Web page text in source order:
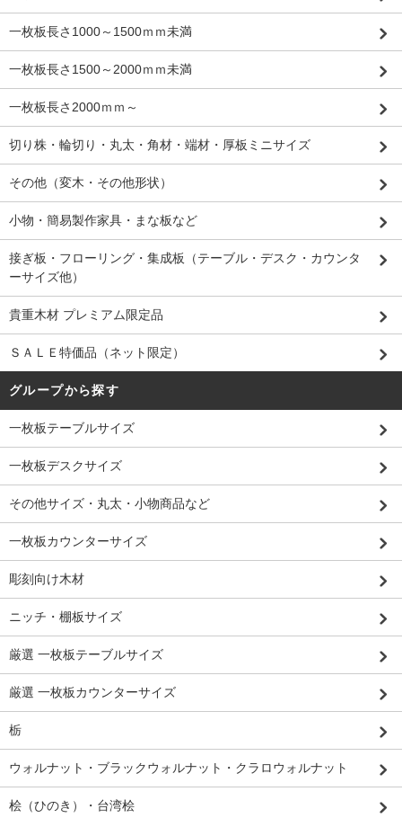
一枚板長さ1000～1500ｍｍ未満
一枚板長さ1500～2000ｍｍ未満
一枚板長さ2000ｍｍ～
切り株・輪切り・丸太・角材・端材・厚板ミニサイズ
その他（変木・その他形状）
小物・簡易製作家具・まな板など
接ぎ板・フローリング・集成板（テーブル・デスク・カウンタ
ーサイズ他）
貴重木材 プレミアム限定品
ＳＡＬＥ特価品（ネット限定）
グループから探す
一枚板テーブルサイズ
一枚板デスクサイズ
その他サイズ・丸太・小物商品など
一枚板カウンターサイズ
彫刻向け木材
ニッチ・棚板サイズ
厳選 一枚板テーブルサイズ
厳選 一枚板カウンターサイズ
栃
ウォルナット・ブラックウォルナット・クラロウォルナット
桧（ひのき）・台湾桧